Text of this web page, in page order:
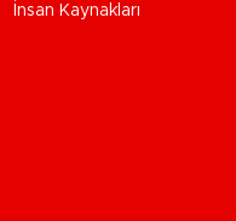
İnsan Kaynakları